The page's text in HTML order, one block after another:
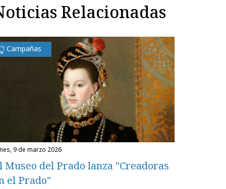
Relacionadas
Campañas
9 de marzo 2026
Museo del Prado lanza "Creadoras
el Prado"